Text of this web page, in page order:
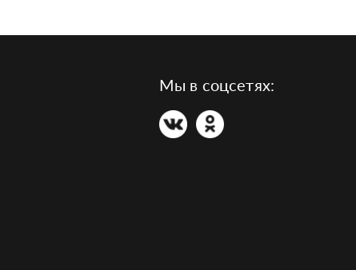
Мы в соцсетях: